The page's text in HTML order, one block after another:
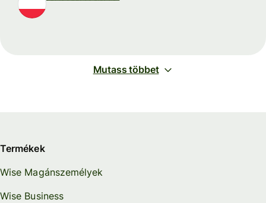
Mutass többet
Termékek
Wise Magánszemélyek
Wise Business